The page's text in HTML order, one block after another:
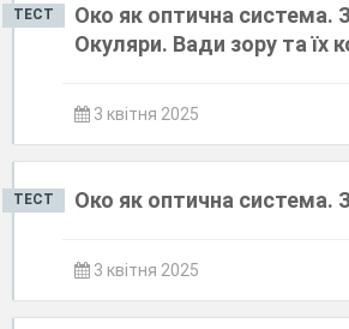
ТЕСТ
Око як оптична система.
Окуляри. Вади зору та їх
3 квітня 2025
ТЕСТ Око як оптична система.
3 квітня 2025